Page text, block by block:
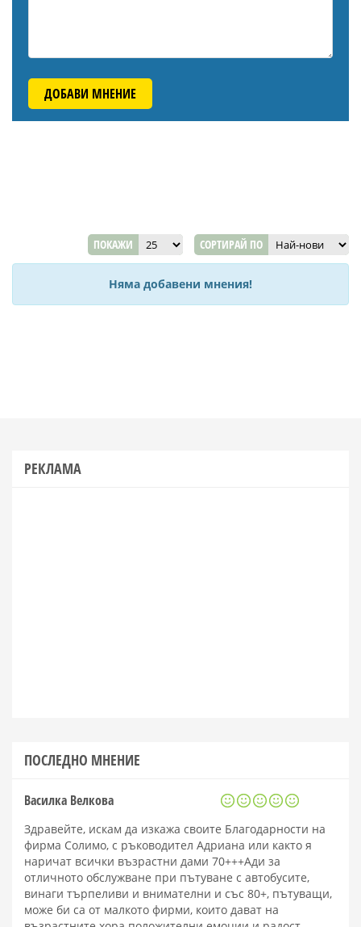
ДОБАВИ МНЕНИЕ
ПОКАЖИ СОРТИРАЙ ПО
Няма добавени мнения!
РЕКЛАМА
ПОСЛЕДНО МНЕНИЕ
Василка Велкова
Здравейте, искам да изкажа своите Благодарности на
фирма Солимо, с ръководител Адриана или както я
наричат всички възрастни дами 70+++Ади за
отличното обслужване при пътуване с автобусите,
винаги търпеливи и внимателни и със 80+, пътуващи,
може би са от малкото фирми, които дават на